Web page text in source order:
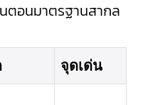
ตอนมาตรฐานสากล
จุดเด่น